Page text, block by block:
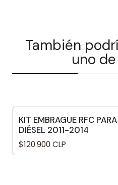
También
uno
KIT EMBRAGUE RFC
DIÉSEL 2011-2014
$120.900 CLP